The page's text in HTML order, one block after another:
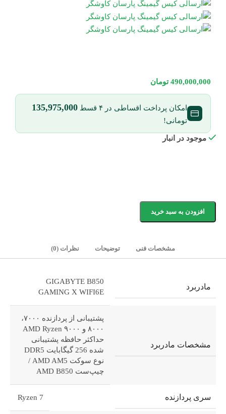
490,000,000 تومان
امکان پرداخت اقساطی در ۴ قسط 135,975,000
تومانی!
موجود در انبار
افزودن به سبد خرید
مشخصات فنی توضیحات نظرات (0)
مادربرد
GIGABYTE B850
GAMING X WIFI6E
مشخصات مادربرد
پشتیبانی از پردازنده ۷۰۰۰،
۸۰۰۰ و ۹۰۰۰ AMD Ryzen
حداکثر حافظه پشتیبانی
شده 256 گیگابایت DDR5
نوع سوکت AMD AM5 /
چیپ‌ست AMD B850
سری پردازنده Ryzen 7